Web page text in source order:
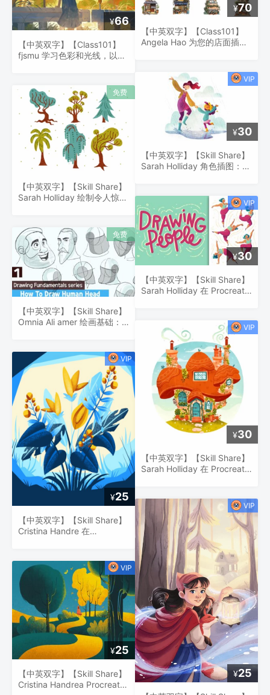
¥66
【中英双字】【Class101】
fjsmu 学习色彩和光线，以鲜
【中英双字】【Skill Share】
Sarah Holliday 绘制令人惊叹
【中英双字】【Skill Share】
Omnia Ali amer 绘画基础：
¥25
【中英双字】【Skill Share】
Cristina Handre 在
¥25
【中英双字】【Skill Share】
Cristina Handrea Procreate
¥70
【中英双字】【Class101】
Angela Hao 为您的店面插图
¥30
【中英双字】【Skill Share】
Sarah Holliday 角色插图：在
¥30
【中英双字】【Skill Share】
Sarah Holliday 在 Procreate
¥30
【中英双字】【Skill Share】
Sarah Holliday 在 Procreate
¥25